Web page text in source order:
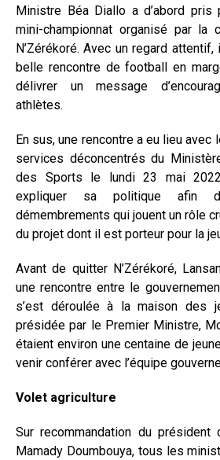
Ministre Béa Diallo a d’abord pris
mini-championnat organisé par la
N’Zérékoré. Avec un regard
belle rencontre de football en
délivrer un message
athlètes.
En sus, une rencontre a eu lieu
services déconcentrés du
des Sports le lundi 23 mai
expliquer sa politique afin
démembrements qui jouent un rôle
du projet dont il est porteur pour la
Avant de quitter N’Zérékoré,
une rencontre entre le
s’est déroulée à la maison des
présidée par le Premier Ministre,
étaient environ une centaine de
venir conférer avec l’équipe
Volet agriculture
Sur recommandation du président
Mamady Doumbouya, tous les